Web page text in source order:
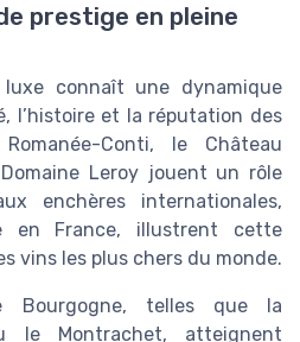
prestige en pleine
connaît une dynamique
l’histoire et la réputation des
Conti, le Château
Leroy jouent un rôle
enchères internationales,
en France, illustrent cette
vins les plus chers du monde.
Bourgogne, telles que la
le Montrachet, atteignent